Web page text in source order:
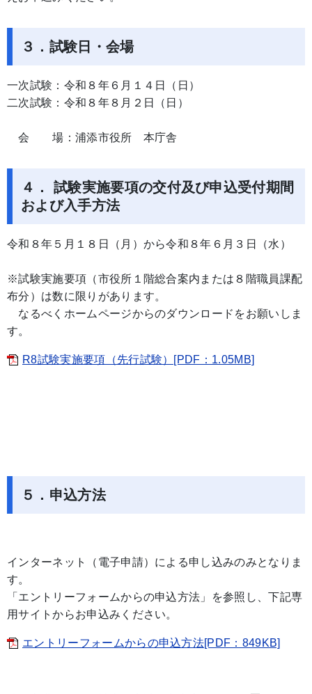
３．試験日・会場
一次試験：令和８年６月１４日（日）
二次試験：令和８年８月２日（日）
会 場：浦添市役所 本庁舎
４． 試験実施要項の交付及び申込受付期間
および入手方法
令和８年５月１８日（月）から令和８年６月３日（水）
※試験実施要項（市役所１階総合案内または８階職員課配
布分）は数に限りがあります。
なるべくホームページからのダウンロードをお願いしま
す。
R8試験実施要項（先行試験）[PDF：1.05MB]
５．申込方法
インターネット（電子申請）による申し込みのみとなりま
す。
「エントリーフォームからの申込方法」を参照し、下記専
用サイトからお申込みください。
エントリーフォームからの申込方法[PDF：849KB]